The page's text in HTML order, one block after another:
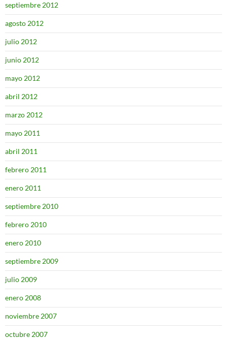
septiembre 2012
agosto 2012
julio 2012
junio 2012
mayo 2012
abril 2012
marzo 2012
mayo 2011
abril 2011
febrero 2011
enero 2011
septiembre 2010
febrero 2010
enero 2010
septiembre 2009
julio 2009
enero 2008
noviembre 2007
octubre 2007